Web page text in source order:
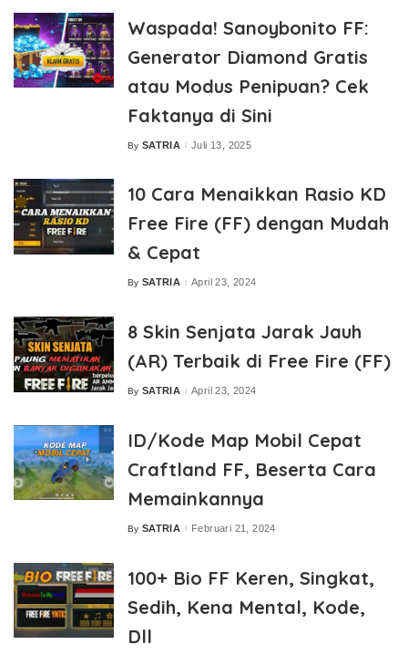
Waspada! Sanoybonito FF:
Generator Diamond Gratis
atau Modus Penipuan? Cek
Faktanya di Sini
Posted
By SATRIA Juli 13, 2025
10 Cara Menaikkan Rasio KD
Free Fire (FF) dengan Mudah
& Cepat
Posted
By SATRIA April 23, 2024
8 Skin Senjata Jarak Jauh
(AR) Terbaik di Free Fire (FF)
Posted
By SATRIA April 23, 2024
ID/Kode Map Mobil Cepat
Craftland FF, Beserta Cara
Memainkannya
Posted
By SATRIA Februari 21, 2024
100+ Bio FF Keren, Singkat,
Sedih, Kena Mental, Kode,
Dll